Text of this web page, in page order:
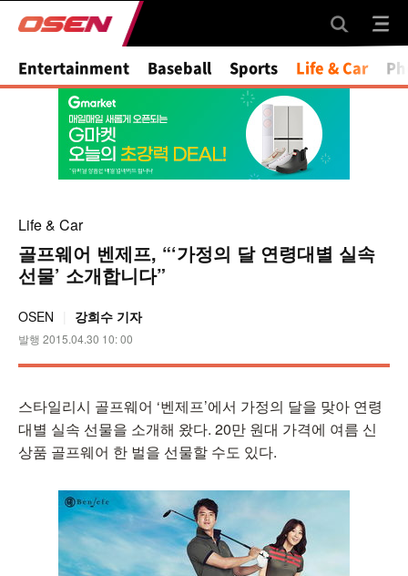
Mute
Entertainment Baseball Sports Life & Car
Life & Car
골프웨어 벤제프, “‘가정의 달 연령대별 실속
선물’ 소개합니다”
OSEN 강희수 기자
발행 2015.04.30 10: 00
스타일리시 골프웨어 ‘벤제프’에서 가정의 달을 맞아 연령
대별 실속 선물을 소개해 왔다. 20만 원대 가격에 여름 신
상품 골프웨어 한 벌을 선물할 수도 있다.